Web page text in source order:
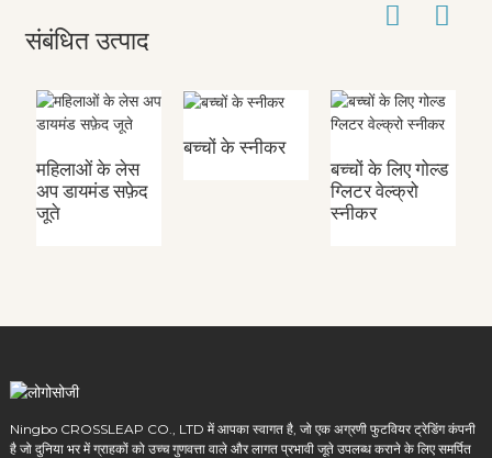
संबंधित उत्पाद
महिलाओं के लेस
अप डायमंड सफ़ेद
जूते
बच्चों के स्नीकर
बच्चों के लिए गोल्ड
ग्लिटर वेल्क्रो
स्नीकर
Ningbo CROSSLEAP CO., LTD में आपका स्वागत है, जो एक अग्रणी फुटवियर ट्रेडिंग कंपनी
है जो दुनिया भर में ग्राहकों को उच्च गुणवत्ता वाले और लागत प्रभावी जूते उपलब्ध कराने के लिए समर्पित